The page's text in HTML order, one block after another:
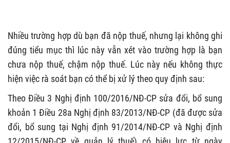
Nhiều trường hợp dù bạn đã nộp thuế, nhưng lại không ghi
đúng tiểu mục thì lúc này vẫn xét vào trường hợp là bạn
chưa nộp thuế, chậm nộp thuế. Lúc này nếu không thực
hiện việc rà soát bạn có thể bị xử lý theo quy định sau:
Theo Điều 3 Nghị định 100/2016/NĐ-CP sửa đổi, bổ sung
khoản 1 Điều 28a Nghị định 83/2013/NĐ-CP (đã được sửa
đổi, bổ sung tại Nghị định 91/2014/NĐ-CP và Nghị định